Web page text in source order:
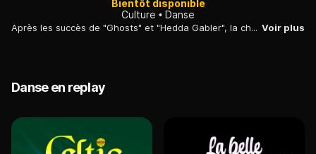
Bientôt disponible
Culture
Danse
Après les succès de "Ghosts" et "Hedda Gabler", la chorégraphe Marit Moum Aune et le Ballet national de Norvège concluent la trilogie d'Ibsen avec "Le Canard sauvage". Voir plus
Danse en replay